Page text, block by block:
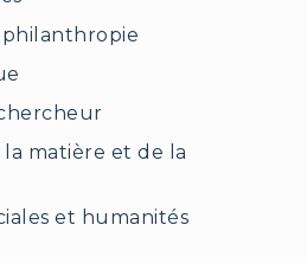
la matière et de la
et humanités